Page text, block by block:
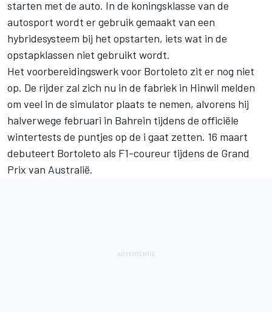
starten met de auto. In de koningsklasse van de
autosport wordt er gebruik gemaakt van een
hybridesysteem bij het opstarten, iets wat in de
opstapklassen niet gebruikt wordt.
Het voorbereidingswerk voor Bortoleto zit er nog niet
op. De rijder zal zich nu in de fabriek in Hinwil melden
om veel in de simulator plaats te nemen, alvorens hij
halverwege februari in Bahrein tijdens de officiële
wintertests de puntjes op de i gaat zetten. 16 maart
debuteert Bortoleto als F1-coureur tijdens de Grand
Prix van Australië.